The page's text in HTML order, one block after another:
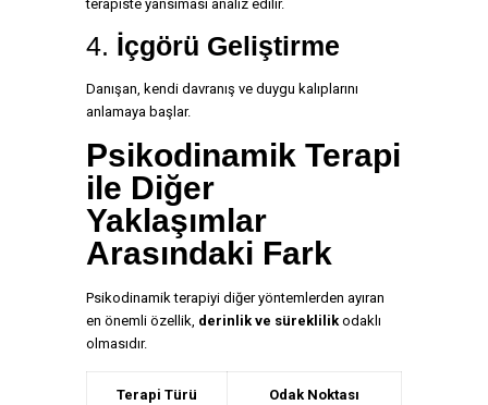
terapiste yansıması analiz edilir.
4. İçgörü Geliştirme
Danışan, kendi davranış ve duygu kalıplarını
anlamaya başlar.
Psikodinamik Terapi
ile Diğer
Yaklaşımlar
Arasındaki Fark
Psikodinamik terapiyi diğer yöntemlerden ayıran
en önemli özellik, derinlik ve süreklilikodaklı
olmasıdır.
Terapi Türü Odak Noktası